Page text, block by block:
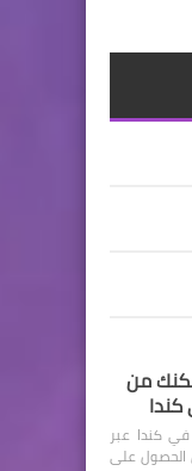
من
كندا عبر
الحصول على